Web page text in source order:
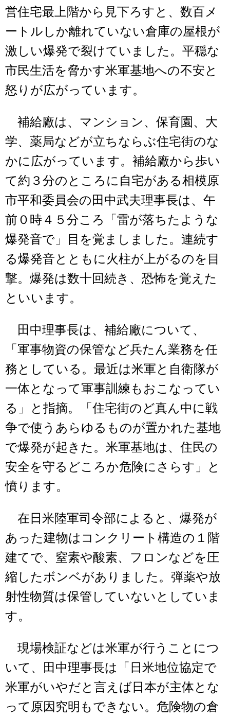
営住宅最上階から見下ろすと、数百メ
ートルしか離れていない倉庫の屋根が
激しい爆発で裂けていました。平穏な
市民生活を脅かす米軍基地への不安と
怒りが広がっています。
補給廠は、マンション、保育園、大
学、薬局などが立ちならぶ住宅街のな
かに広がっています。補給廠から歩い
て約３分のところに自宅がある相模原
市平和委員会の田中武夫理事長は、午
前０時４５分ころ「雷が落ちたような
爆発音で」目を覚ましました。連続す
る爆発音とともに火柱が上がるのを目
撃。爆発は数十回続き、恐怖を覚えた
といいます。
田中理事長は、補給廠について、
「軍事物資の保管など兵たん業務を任
務としている。最近は米軍と自衛隊が
一体となって軍事訓練もおこなってい
る」と指摘。「住宅街のど真ん中に戦
争で使うあらゆるものが置かれた基地
で爆発が起きた。米軍基地は、住民の
安全を守るどころか危険にさらす」と
憤ります。
在日米陸軍司令部によると、爆発が
あった建物はコンクリート構造の１階
建てで、窒素や酸素、フロンなどを圧
縮したボンベがありました。弾薬や放
射性物質は保管していないとしていま
す。
現場検証などは米軍が行うことにつ
いて、田中理事長は「日米地位協定で
米軍がいやだと言えば日本が主体とな
って原因究明もできない。危険物の倉